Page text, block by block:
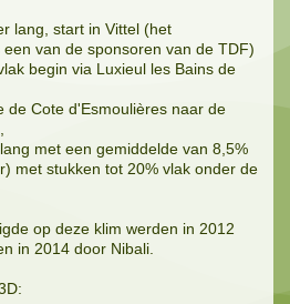
lang, start in Vittel (het
van de sponsoren van de TDF)
begin via Luxieul les Bains de
de Cote d'Esmoulières naar de
met een gemiddelde van 8,5%
met stukken tot 20% vlak onder de
op deze klim werden in 2012
in 2014 door Nibali.